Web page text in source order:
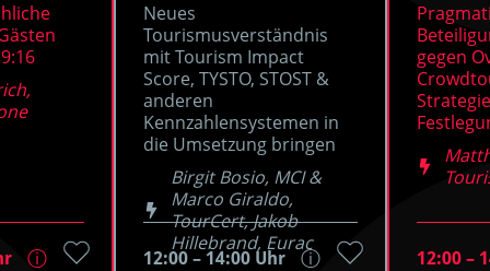
ⓘ
Neues
Tourismusverständnis
mit Tourism Impact
Score, TYSTO, STOST &
anderen
Kennzahlensystemen in
die Umsetzung bringen
Birgit Bosio, MCI &
Marco Giraldo,
TourCert, Jakob
Hillebrand, Eurac
12:00 – 14:00 Uhr ⓘ
gegen
12:00 –